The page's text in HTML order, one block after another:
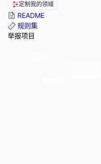
定制我的领域
README
规则集
举报项目